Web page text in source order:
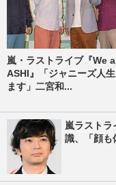
嵐・ラストライブ『We
ASHI』「ジャニーズ人生
ます」二宮和...
嵐ラストラ
識、「顔